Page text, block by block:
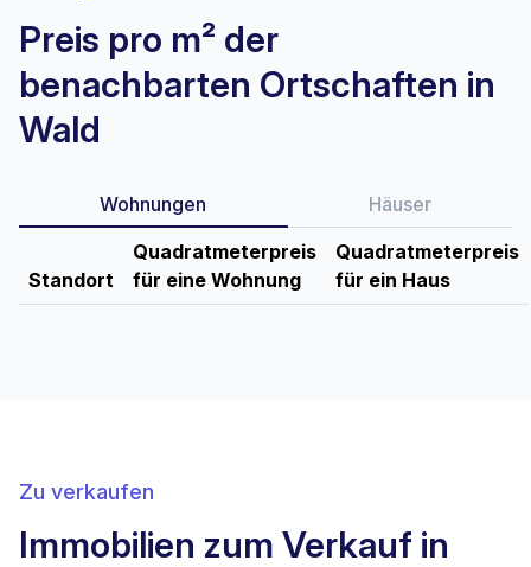
Preis pro m² der
benachbarten Ortschaften in
Wald
Wohnungen Häuser
Standort
Quadratmeterpreis
für eine Wohnung
Quadratmeterpreis
für ein Haus
Zu verkaufen
Immobilien zum Verkauf in